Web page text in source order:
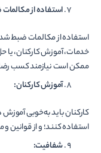
استفاده از
استفاده از مکالمات ضبط
خدمات، آموزش کارکنان،
ممکن است نیازمند کسب
آموزش کارکنان:
کارکنان باید به‌خوبی
استفاده کنند؛ و از قوانین
شفافیت: